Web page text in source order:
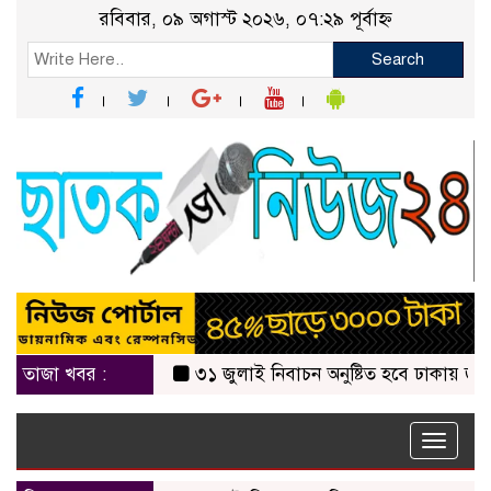
রবিবার, ০৯ অগাস্ট ২০২৬, ০৭:২৯ পূর্বাহ্ন
Search
তাজা খবর : ৩১ জুলাই নিবাচন অনু‌ষ্টিত হ‌বে ঢাকায়
Toggle